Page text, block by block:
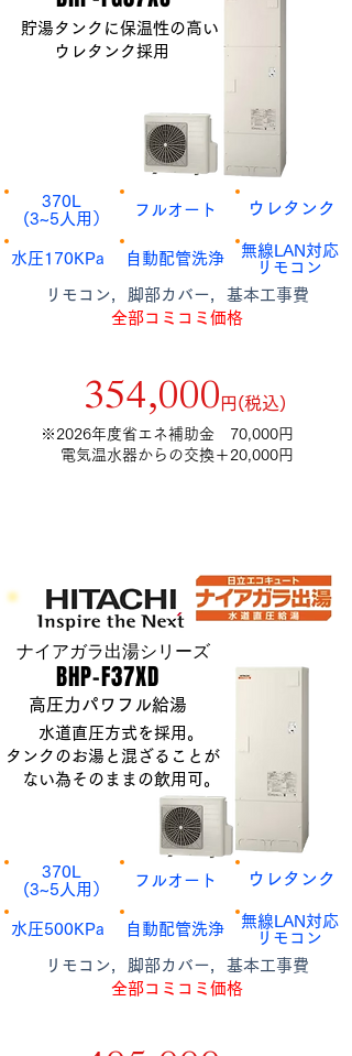
貯湯タンクに保温性の高い​
​ウレタンク採用
​370L
​(3~5人用）
​フルオート ​ウレタンク
​水圧170KPa ​自動配管洗浄
​無線LAN対応
​リモコン
​リモコン，脚部カバー，基本工事費
全部コミコミ価格
​354,000 ​円(税込)
​※2026年度省エネ補助金 70,000円
電気温水器からの交換＋20,000円
​BHP-F37XD
​高圧力パワフル給湯
​ナイアガラ出湯シリーズ
​370L
​(3~5人用）
​フルオート ​ウレタンク
水道直圧方式を採用。
タンクのお湯と混ざることが
ない為そのままの飲用可。
​水圧500KPa ​自動配管洗浄
​無線LAN対応
​リモコン
​リモコン，脚部カバー，基本工事費
全部コミコミ価格